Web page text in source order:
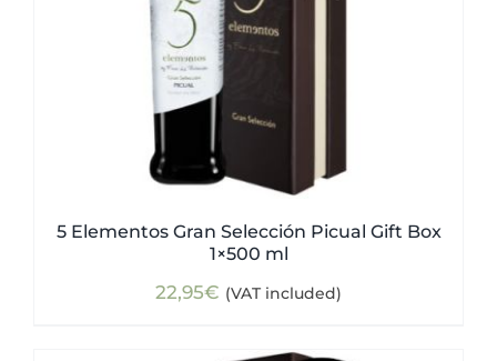
5 Elementos Gran Selección Picual Gift Box
1×500 ml
22,95€ (VAT included)